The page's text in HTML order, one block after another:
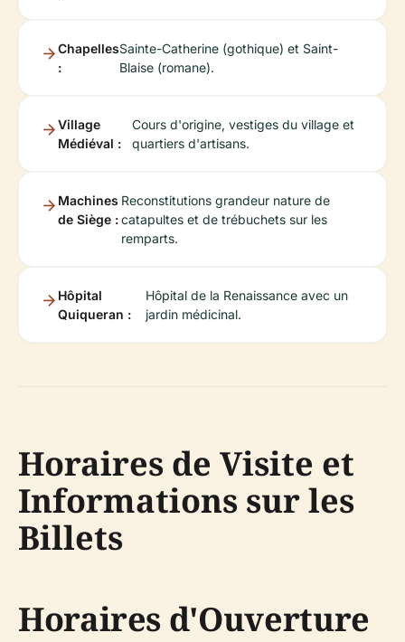
Chapelles
:
Sainte-Catherine (gothique) et Saint-
Blaise (romane).
Village
Médiéval :
Cours d'origine, vestiges du village et
quartiers d'artisans.
Machines
de Siège :
Reconstitutions grandeur nature de
catapultes et de trébuchets sur les
remparts.
Hôpital
Quiqueran :
Hôpital de la Renaissance avec un
jardin médicinal.
Horaires de Visite et
Informations sur les
Billets
Horaires d'Ouverture